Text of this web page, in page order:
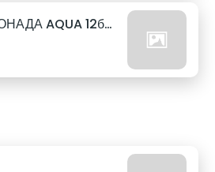
ЗАМЯНА НА ЛИМОНАДА AQUA 12бр. - 500мл